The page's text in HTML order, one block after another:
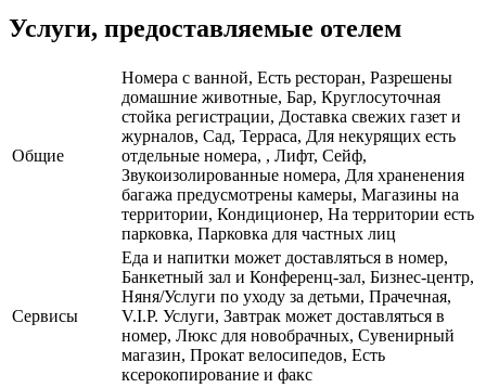
Услуги, предоставляемые отелем
Общие
Номера с ванной, Есть ресторан, Разрешены
домашние животные, Бар, Круглосуточная
стойка регистрации, Доставка свежих газет и
журналов, Сад, Терраса, Для некурящих есть
отдельные номера, , Лифт, Сейф,
Звукоизолированные номера, Для храненения
багажа предусмотрены камеры, Магазины на
территории, Кондиционер, На территории есть
парковка, Парковка для частных лиц
Сервисы
Еда и напитки может доставляться в номер,
Банкетный зал и Конференц-зал, Бизнес-центр,
Няня/Услуги по уходу за детьми, Прачечная,
V.I.P. Услуги, Завтрак может доставляться в
номер, Люкс для новобрачных, Сувенирный
магазин, Прокат велосипедов, Есть
ксерокопирование и факс